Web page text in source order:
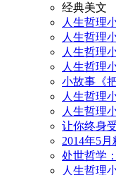
经典美文
人生哲理
人生哲理
人生哲理
人生哲理
小故事《
人生哲理
人生哲理
让你终身
2014年5
处世哲学
人生哲理